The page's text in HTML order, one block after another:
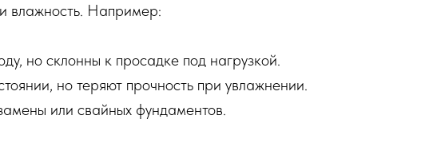
и влажность. Например:
но склонны к просадке под нагрузкой.
но теряют прочность при увлажнении.
или свайных фундаментов.